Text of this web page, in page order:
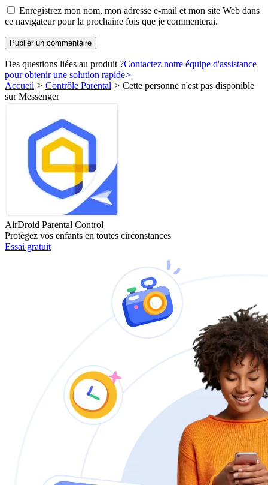
Enregistrez mon nom, mon adresse e-mail et mon site Web dans
ce navigateur pour la prochaine fois que je commenterai.
Des questions liées au produit ?Contactez notre équipe d'assistance
pour obtenir une solution rapide>
Accueil > Contrôle Parental > Cette personne n'est pas disponible
sur Messenger
AirDroid Parental Control
Protégez vos enfants en toutes circonstances
Essai gratuit